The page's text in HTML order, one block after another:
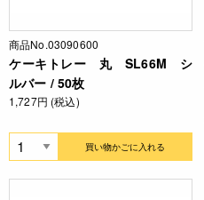
商品No.03090600
ケーキトレー 丸 SL66M シ
ルバー / 50枚
1,727円 (税込)
買い物かごに入れる